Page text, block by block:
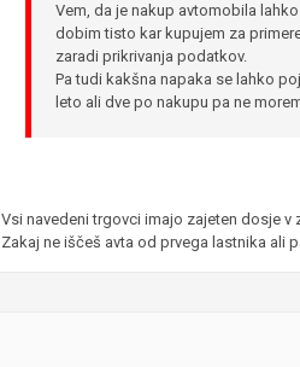
Vem, da je nakup avtomobila
dobim tisto kar kupujem za
zaradi prikrivanja podatkov.
Pa tudi kakšna napaka se lahko
leto ali dve po nakupu pa ne
Vsi navedeni trgovci imajo zajeten dosje
Zakaj ne iščeš avta od prvega lastnika ali